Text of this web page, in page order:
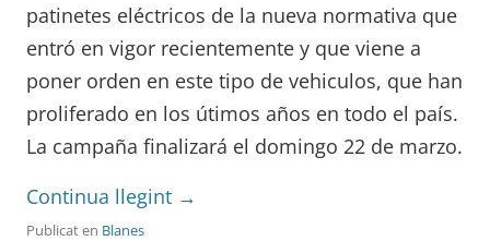
patinetes eléctricos de la nueva normativa que
entró en vigor recientemente y que viene a
poner orden en este tipo de vehiculos, que han
proliferado en los útimos años en todo el país.
La campaña finalizará el domingo 22 de marzo.
Continua llegint →
Publicat en Blanes